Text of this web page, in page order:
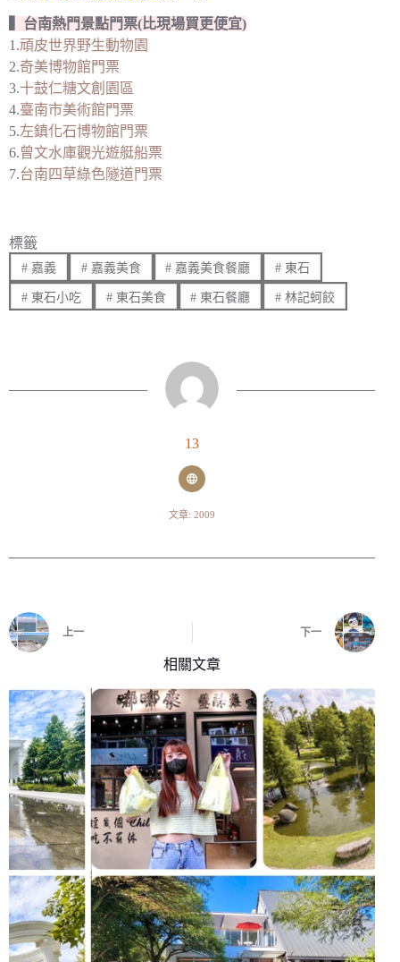
▍台南熱門景點門票(比現場買更便宜)
1.頑皮世界野生動物園
2.奇美博物館門票
3.十鼓仁糖文創園區
4.臺南市美術館門票
5.左鎮化石博物館門票
6.曾文水庫觀光遊艇船票
7.台南四草綠色隧道門票
標籤
#嘉義 #嘉義美食 # 嘉義美食餐廳 # 東石
#東石小吃 #東石美食 # 東石餐廳 # 林記蚵餃
13
文章: 2009
上一 下一
相關文章